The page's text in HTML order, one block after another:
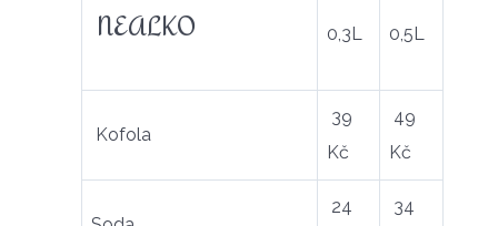
NEALKO 0,3L 0,5L
Kofola
39
Kč
49
Kč
24
34